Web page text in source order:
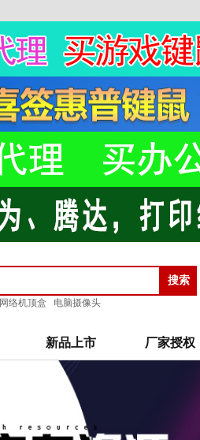
网络机顶盒 电脑摄像头
新品上市 厂家授权